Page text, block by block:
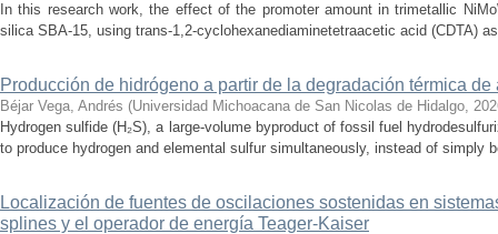
In this research work, the effect of the promoter amount in trimetallic
silica SBA-15, using trans-1,2-cyclohexanediaminetetraacetic acid (CDTA)
Producción de hidrógeno a partir de la degradación térmica
Béjar Vega, Andrés (Universidad Michoacana de San Nicolas de Hidalgo,
Hydrogen sulfide (H₂S), a large-volume byproduct of fossil fuel
to produce hydrogen and elemental sulfur simultaneously, instead of simply
Localización de fuentes de oscilaciones sostenidas en
splines y el operador de energía Teager-Kaiser